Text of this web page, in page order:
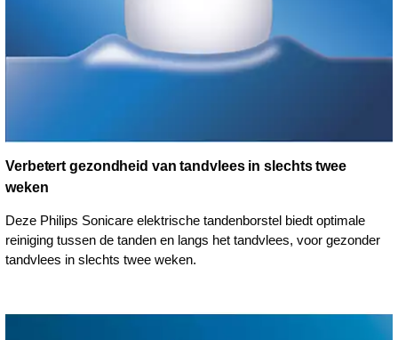
Verbetert gezondheid van tandvlees in slechts twee
weken
Deze Philips Sonicare elektrische tandenborstel biedt optimale
reiniging tussen de tanden en langs het tandvlees, voor gezonder
tandvlees in slechts twee weken.